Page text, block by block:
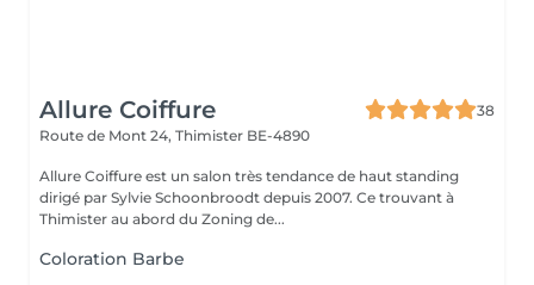
Allure Coiffure
38
Route de Mont 24, Thimister BE-4890
Allure Coiffure est un salon très tendance de haut standing
dirigé par Sylvie Schoonbroodt depuis 2007. Ce trouvant à
Thimister au abord du Zoning de...
Coloration Barbe